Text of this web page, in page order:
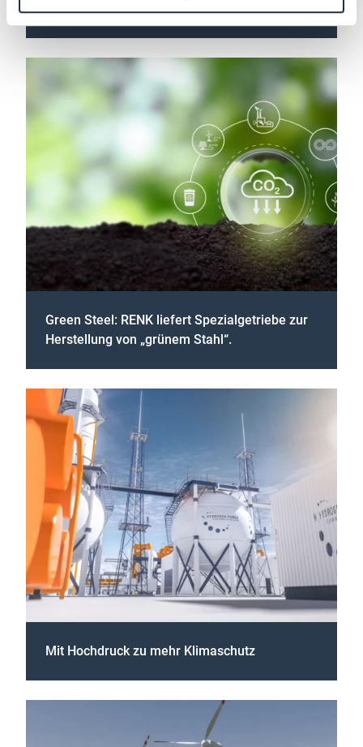
Ziele zu erreichen.
Green Steel: RENK liefert Spezialgetriebe zur
Herstellung von „grünem Stahl“.
Mit Hochdruck zu mehr Klimaschutz